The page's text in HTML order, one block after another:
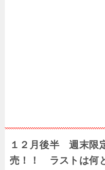
１２月後半 週末限
売！！ ラストは何